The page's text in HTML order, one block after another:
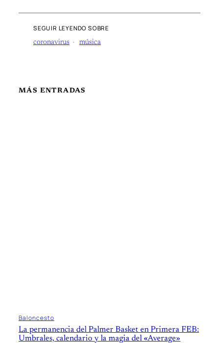
SEGUIR LEYENDO SOBRE
coronavirus música
MÁS ENTRADAS
Baloncesto
La permanencia del Palmer Basket en Primera FEB:
Umbrales, calendario y la magia del «Average»